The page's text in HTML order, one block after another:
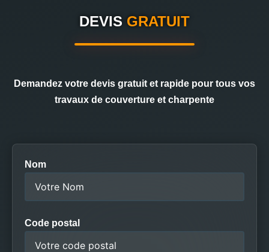
DEVIS GRATUIT
Demandez votre devis gratuit et rapide pour tous vos
travaux de couverture et charpente
Nom
Code postal